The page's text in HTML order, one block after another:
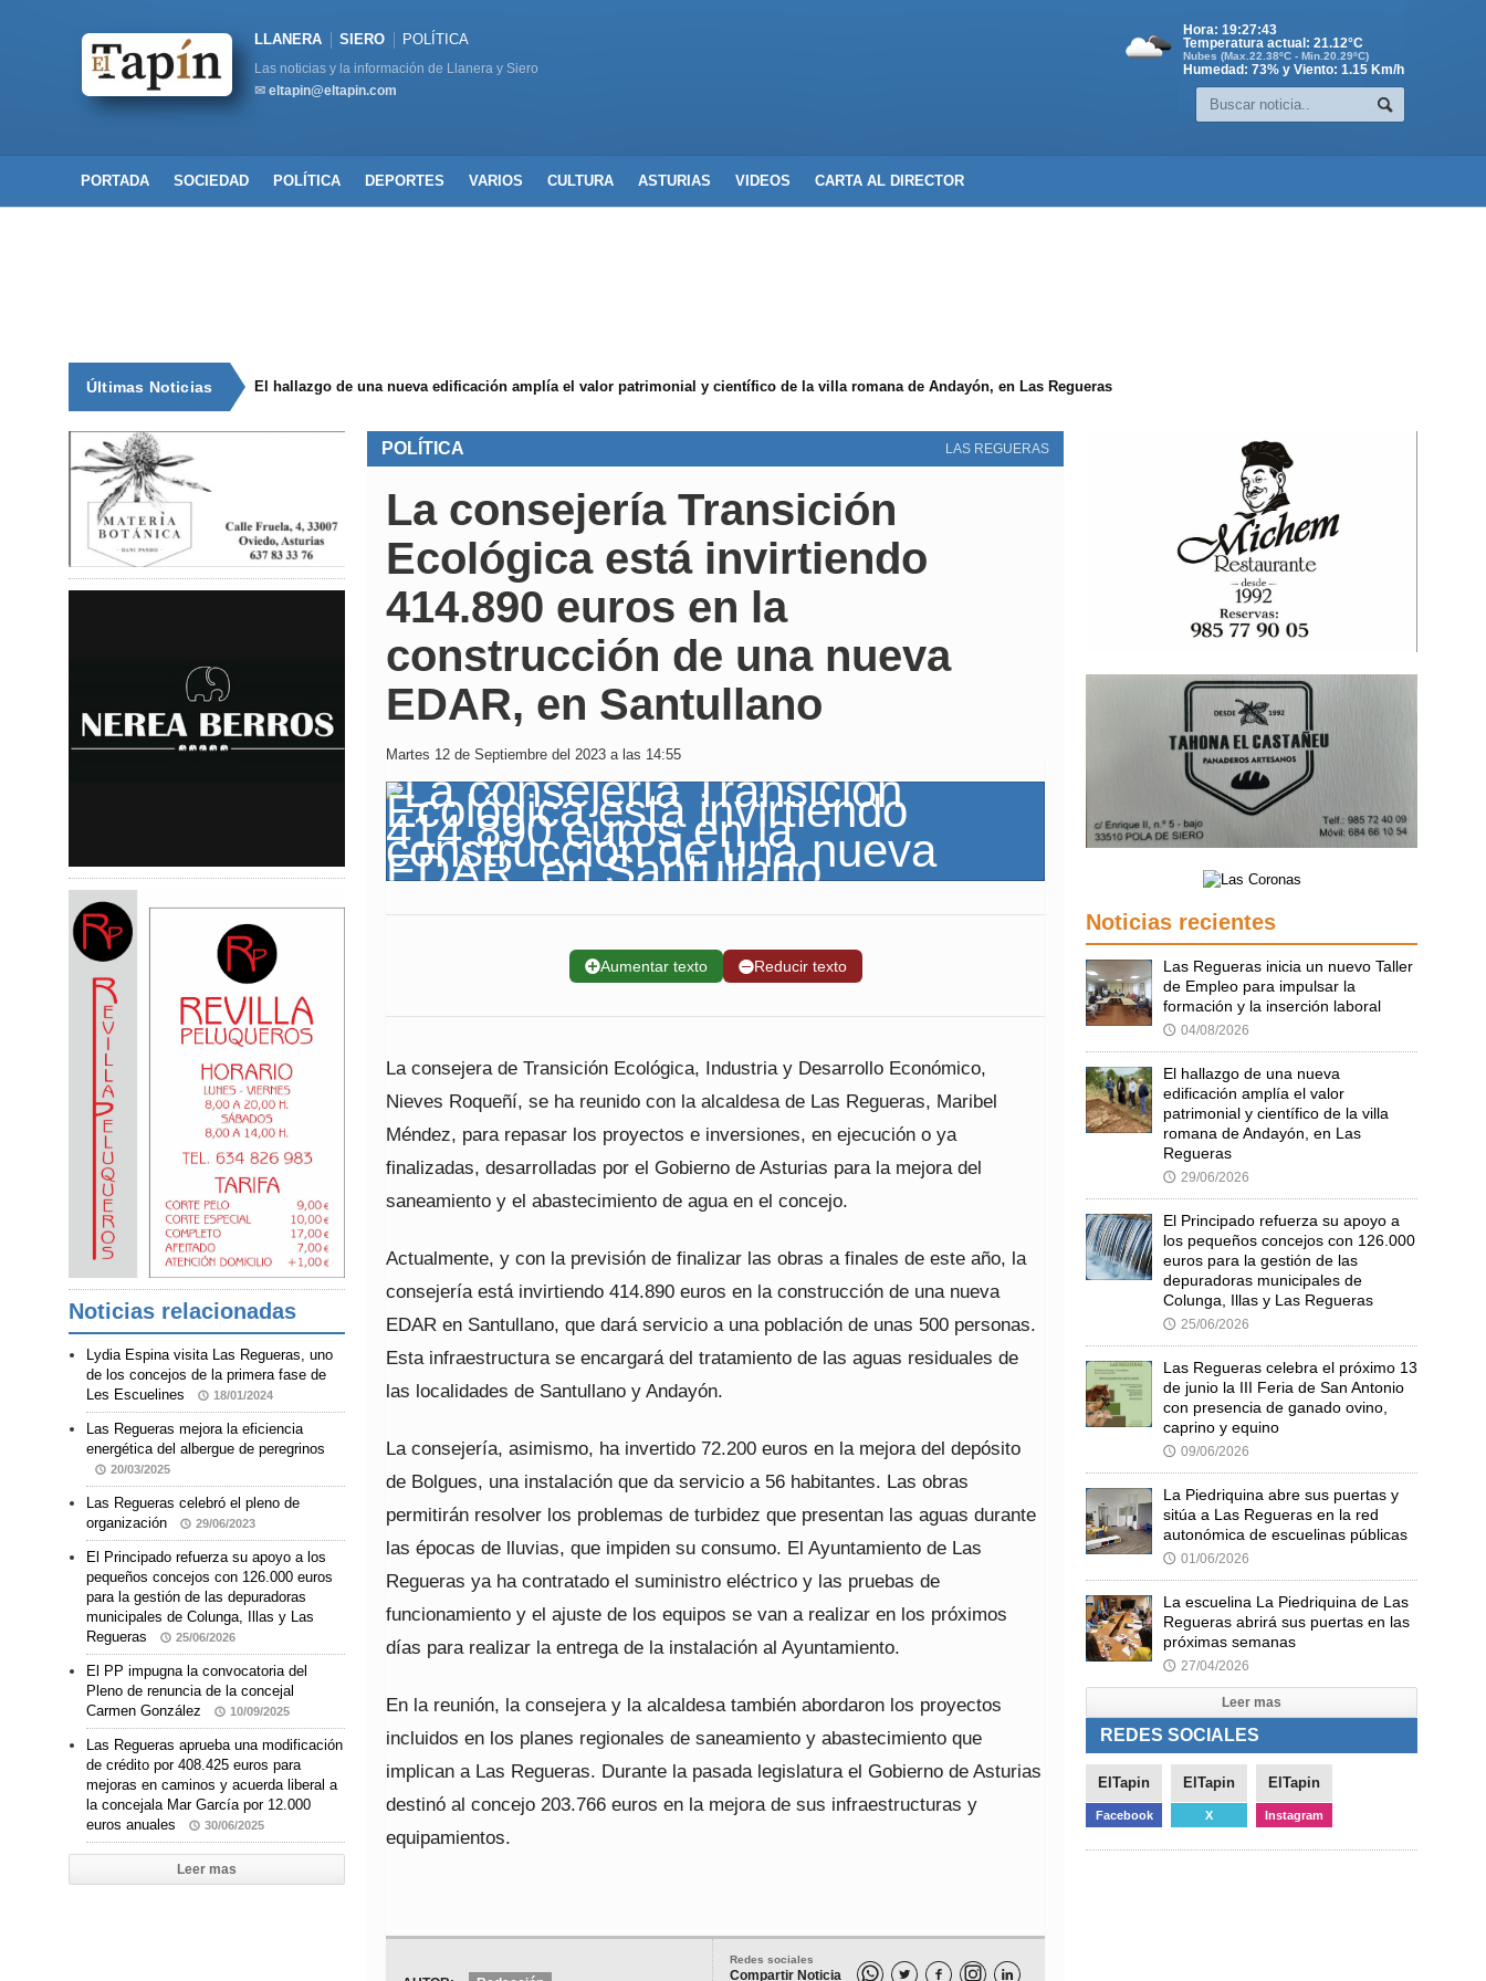
LLANERA SIERO POLÍTICA
Las noticias y la información de Llanera y Siero
✉ eltapin@eltapin.com
Hora: 19:27:43
Temperatura actual: 21.12°C
Nubes (Max.22.38ºC - Min.20.29ºC)
Humedad: 73% y Viento: 1.15 Km/h
PORTADA SOCIEDAD POLÍTICA DEPORTES VARIOS CULTURA ASTURIAS VIDEOS CARTA AL DIRECTOR
Últimas Noticias El hallazgo de una nueva edificación amplía el valor patrimonial y científico de la villa romana de Andayón, en Las Regueras
LAS REGUERAS
POLÍTICA
La consejería Transición
Ecológica está invirtiendo
414.890 euros en la
construcción de una nueva
EDAR, en Santullano
Martes 12 de Septiembre del 2023 a las 14:55
➕Aumentar texto ➖Reducir texto
La consejera de Transición Ecológica, Industria y Desarrollo Económico,
Nieves Roqueñí, se ha reunido con la alcaldesa de Las Regueras, Maribel
Méndez, para repasar los proyectos e inversiones, en ejecución o ya
finalizadas, desarrolladas por el Gobierno de Asturias para la mejora del
saneamiento y el abastecimiento de agua en el concejo.
Actualmente, y con la previsión de finalizar las obras a finales de este año, la
consejería está invirtiendo 414.890 euros en la construcción de una nueva
EDAR en Santullano, que dará servicio a una población de unas 500 personas.
Esta infraestructura se encargará del tratamiento de las aguas residuales de
las localidades de Santullano y Andayón.
La consejería, asimismo, ha invertido 72.200 euros en la mejora del depósito
de Bolgues, una instalación que da servicio a 56 habitantes. Las obras
permitirán resolver los problemas de turbidez que presentan las aguas durante
las épocas de lluvias, que impiden su consumo. El Ayuntamiento de Las
Regueras ya ha contratado el suministro eléctrico y las pruebas de
funcionamiento y el ajuste de los equipos se van a realizar en los próximos
días para realizar la entrega de la instalación al Ayuntamiento.
En la reunión, la consejera y la alcaldesa también abordaron los proyectos
incluidos en los planes regionales de saneamiento y abastecimiento que
implican a Las Regueras. Durante la pasada legislatura el Gobierno de Asturias
destinó al concejo 203.766 euros en la mejora de sus infraestructuras y
equipamientos.
Redes sociales
Compartir Noticia   
Noticias relacionadas
Lydia Espina visita Las Regueras, uno
de los concejos de la primera fase de
Les Escuelines
18/01/2024
Las Regueras mejora la eficiencia
energética del albergue de peregrinos
20/03/2025
Las Regueras celebró el pleno de
organización
29/06/2023
El Principado refuerza su apoyo a los
pequeños concejos con 126.000 euros
para la gestión de las depuradoras
municipales de Colunga, Illas y Las
Regueras
25/06/2026
El PP impugna la convocatoria del
Pleno de renuncia de la concejal
Carmen González
10/09/2025
Las Regueras aprueba una modificación
de crédito por 408.425 euros para
mejoras en caminos y acuerda liberal a
la concejala Mar García por 12.000
euros anuales
30/06/2025
Leer mas
Noticias recientes
Las Regueras inicia un nuevo Taller
de Empleo para impulsar la
formación y la inserción laboral
🕔 04/08/2026
El hallazgo de una nueva
edificación amplía el valor
patrimonial y científico de la villa
romana de Andayón, en Las
Regueras
🕔 29/06/2026
El Principado refuerza su apoyo a
los pequeños concejos con 126.000
euros para la gestión de las
depuradoras municipales de
Colunga, Illas y Las Regueras
🕔 25/06/2026
Las Regueras celebra el próximo 13
de junio la III Feria de San Antonio
con presencia de ganado ovino,
caprino y equino
🕔 09/06/2026
La Piedriquina abre sus puertas y
sitúa a Las Regueras en la red
autonómica de escuelinas públicas
🕔 01/06/2026
La escuelina La Piedriquina de Las
Regueras abrirá sus puertas en las
próximas semanas
🕔 27/04/2026
Leer mas
REDES SOCIALES
ElTapin
Facebook
ElTapin
X
ElTapin
Instagram